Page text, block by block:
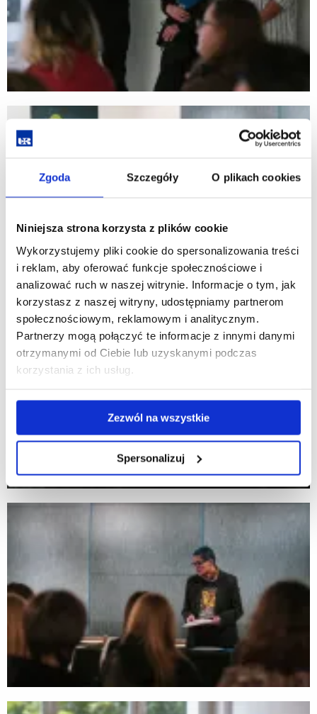
Zgoda Szczegóły O plikach cookies
Niniejsza strona korzysta z plików cookie
Wykorzystujemy pliki cookie do spersonalizowania treści
i reklam, aby oferować funkcje społecznościowe i
analizować ruch w naszej witrynie. Informacje o tym, jak
korzystasz z naszej witryny, udostępniamy partnerom
społecznościowym, reklamowym i analitycznym.
Partnerzy mogą połączyć te informacje z innymi danymi
otrzymanymi od Ciebie lub uzyskanymi podczas
korzystania z ich usług.
Zezwól na wszystkie
Spersonalizuj